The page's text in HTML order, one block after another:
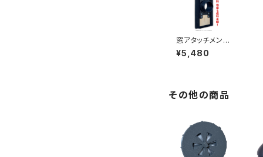
窓アタッチメント
DIY【ミスターホ
ビー塗装ブース
¥5,480
その他の商品